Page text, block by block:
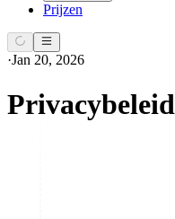
Prijzen
·Jan 20, 2026
Privacybeleid